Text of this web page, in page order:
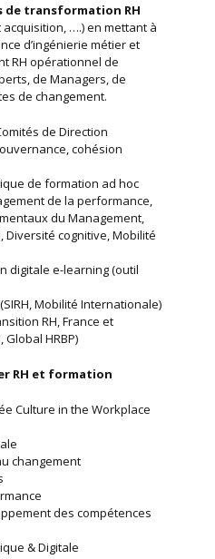
de transformation RH
….) en mettant à
d’ingénierie métier et
RH opérationnel de
de Managers, de
de changement.
de Direction
cohésion
de formation ad hoc
de la performance,
du Management,
Diversité cognitive, Mobilité
digitale e-learning (outil
Mobilité Internationale)
RH, France et
HRBP)
RH et formation
Culture in the Workplace
changement
des compétences
& Digitale